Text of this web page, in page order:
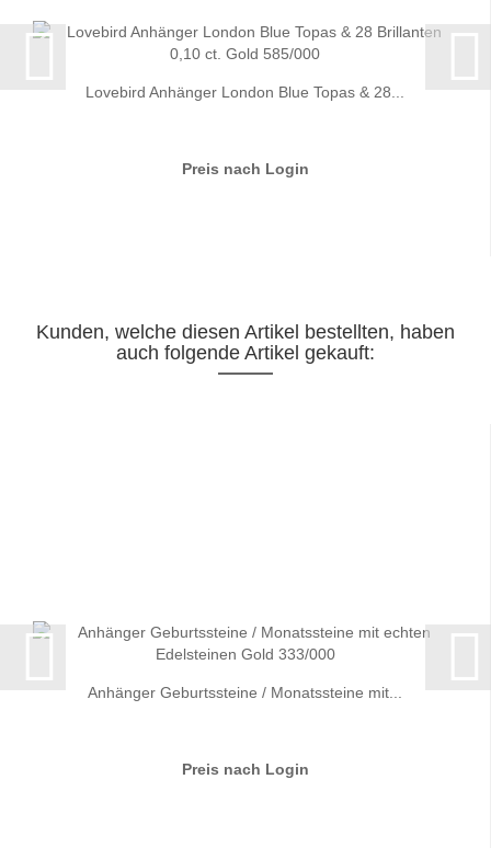
Lovebird Anhänger London Blue Topas & 28...
Preis nach Login
Kunden, welche diesen Artikel bestellten, haben
auch folgende Artikel gekauft:
Anhänger Geburtssteine / Monatssteine mit...
Preis nach Login